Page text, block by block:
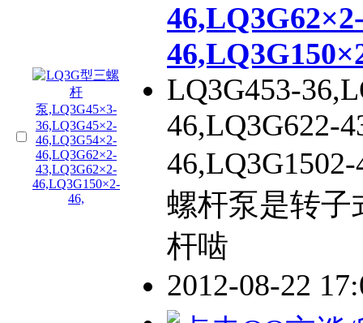
LQ3G453-
46,LQ3G622-
螺杆泵是转子
杆啮
2012-08-22